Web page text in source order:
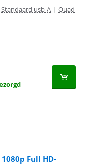
Standaard usb-A | Quad
Full HD-